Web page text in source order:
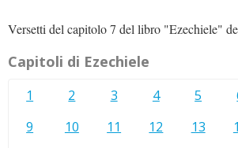
Versetti del capitolo 7 del libro "Ezechiele"
Capitoli di Ezechiele
1 2 3 4 5
9
10 11 12 13